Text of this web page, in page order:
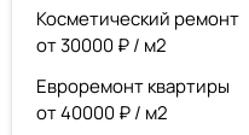
Косметический ремонт
от 30000 ₽ / м2
Евроремонт квартиры
от 40000 ₽ / м2